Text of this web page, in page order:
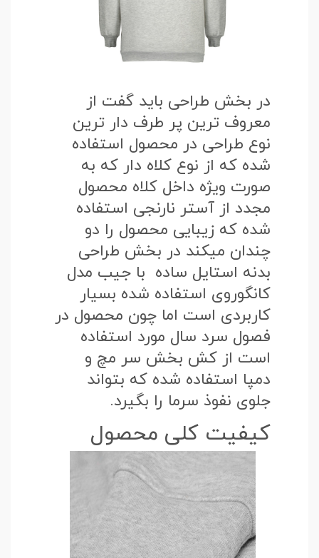
در بخش طراحی باید گفت از
معروف ترین پر طرف دار ترین
نوع طراحی در محصول استفاده
شده که از نوع کلاه دار که به
صورت ویژه داخل کلاه محصول
مجدد از آستر نارنجی استفاده
شده که زیبایی محصول را دو
چندان میکند در بخش طراحی
بدنه استایل ساده با جیب مدل
کانگوروی استفاده شده بسیار
کاربردی است اما چون محصول در
فصول سرد سال مورد استفاده
است از کش بخش سر مچ و
دمپا استفاده شده که بتواند
جلوی نفوذ سرما را بگیرد.
کیفیت کلی محصول